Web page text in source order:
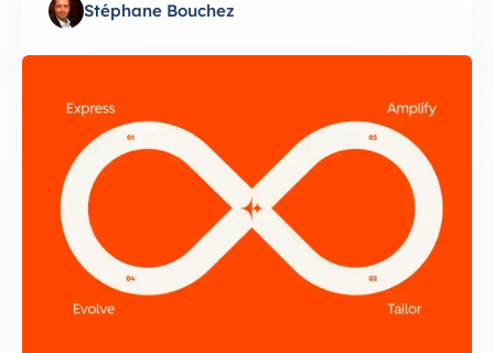
Stéphane Bouchez